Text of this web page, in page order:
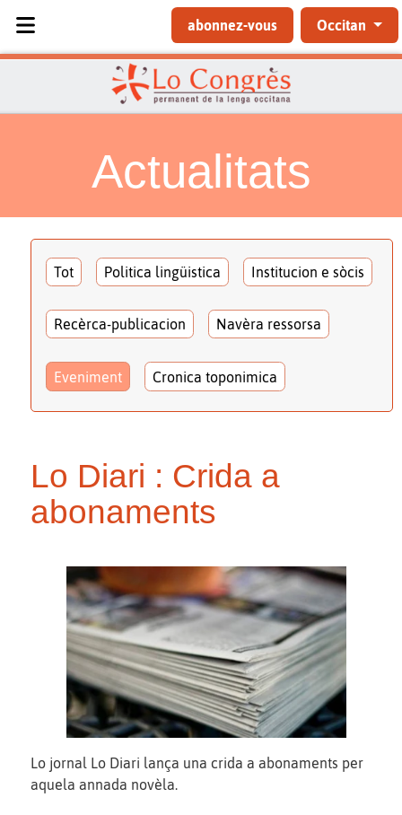
abonnez-vous Occitan
Actualitats
Tot Politica lingüistica Institucion e sòcis
Recèrca-publicacion Navèra ressorsa
Eveniment Cronica toponimica
Lo Diari : Crida a
abonaments
Lo jornal Lo Diari lança una crida a abonaments per
aquela annada novèla.